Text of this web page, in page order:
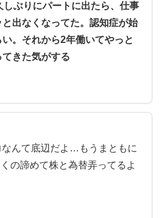
しぶりにパートに出たら、仕事
出なくなってた。認知症が始
。それから2年働いてやっと
きた気がする
なんて底辺だよ…もうまともに
の諦めて株と為替弄ってるよ